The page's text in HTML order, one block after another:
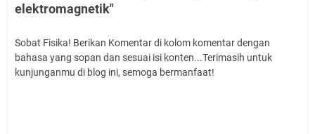
elektromagnetik"
Sobat Fisika! Berikan Komentar di kolom komentar dengan
bahasa yang sopan dan sesuai isi konten...Terimasih untuk
kunjunganmu di blog ini, semoga bermanfaat!